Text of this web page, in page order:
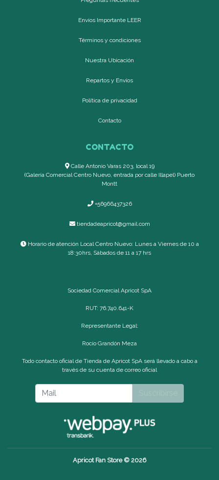
Envíos Importante LEER
Términos y condiciones
Nuestra Ubicación
Repartos y Envíos
Política de privacidad
Contacto
CONTACTO
Calle Antonio Varas 203, local 19
(Galería Comercial Centro Nuevo, entrada por calle Illapel) Puerto
Montt
+56966437326
tiendadeapricot@gmail.com
Horario de atención Local Centro Nuevo: Lunes a Viernes de 10 a
18:30hrs, Sábados de 11 a 17 hrs
Sociedad Comercial Apricot SpA
RUT: 76.740.641-K
Representante Legal:
Rocío Grandón Meza
Todo contacto oficial de Tienda de Apricot SpA será llevado a cabo a
través de su cuenta de correo oficial
Apricot Fan Store © 2026